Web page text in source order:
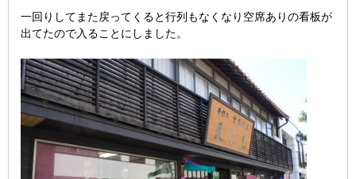
一回りしてまた戻ってくると行列もなくなり空席ありの看板が
出てたので入ることにしました。